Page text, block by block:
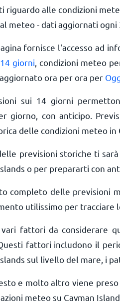
riguardo alle condizioni
meteo - dati aggiornati ogni
fornisce l'accesso ad
giorni , condizioni meteo
ora per ora per
sui 14 giorni
giorno, con anticipo.
delle condizioni meteo in
previsioni storiche ti
o per prepararti con
completo delle previsioni
utilissimo per tracciare
vari fattori da considerare
fattori includono il
sul livello del mare, i
e molto altro viene
meteo su Cayman